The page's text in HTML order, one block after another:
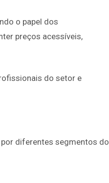
o papel dos
preços acessíveis,
do setor e
diferentes segmentos do